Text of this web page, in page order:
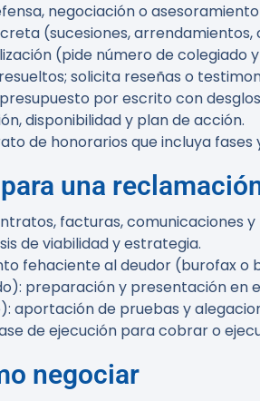
negociación o
(sucesiones,
(pide número de colegiado
solicita reseñas o
por escrito con
disponibilidad y plan de acción.
de honorarios que incluya fases
una
facturas, comunicaciones y
de viabilidad y estrategia.
fehaciente al deudor (burofax o
preparación y presentación en
aportación de pruebas y
de ejecución para cobrar o
negociar